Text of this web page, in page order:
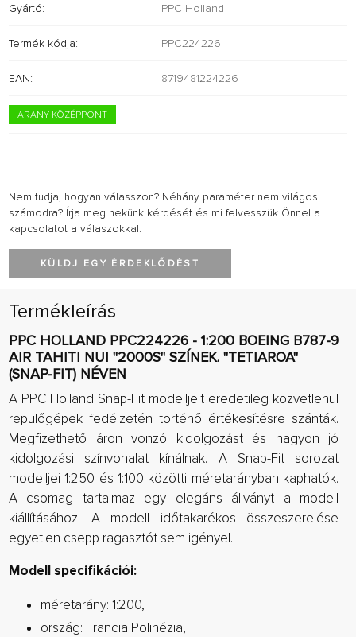
Gyártó: PPC Holland
Termék kódja: PPC224226
EAN: 8719481224226
ARANY KÖZÉPPONT
Nem tudja, hogyan válasszon? Néhány paraméter nem világos
számodra? Írja meg nekünk kérdését és mi felvesszük Önnel a
kapcsolatot a válaszokkal.
KÜLDJ EGY ÉRDEKLŐDÉST
Termékleírás
PPC HOLLAND PPC224226 - 1:200 BOEING B787-9
AIR TAHITI NUI "2000S" SZÍNEK. "TETIAROA"
(SNAP-FIT) NÉVEN
A PPC Holland Snap-Fit modelljeit eredetileg közvetlenül
repülőgépek fedélzetén történő értékesítésre szánták.
Megfizethető áron vonzó kidolgozást és nagyon jó
kidolgozási színvonalat kínálnak. A Snap-Fit sorozat
modelljei 1:250 és 1:100 közötti méretarányban kaphatók.
A csomag tartalmaz egy elegáns állványt a modell
kiállításához. A modell időtakarékos összeszerelése
egyetlen csepp ragasztót sem igényel.
Modell specifikációi:
méretarány: 1:200,
ország: Francia Polinézia,